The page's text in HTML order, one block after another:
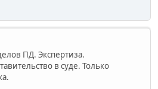
ПД. Экспертиза.
в суде. Только